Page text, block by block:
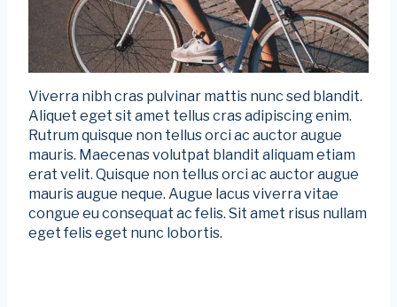
Viverra nibh cras pulvinar mattis nunc sed blandit.
Aliquet eget sit amet tellus cras adipiscing enim.
Rutrum quisque non tellus orci ac auctor augue
mauris. Maecenas volutpat blandit aliquam etiam
erat velit. Quisque non tellus orci ac auctor augue
mauris augue neque. Augue lacus viverra vitae
congue eu consequat ac felis. Sit amet risus nullam
eget felis eget nunc lobortis.